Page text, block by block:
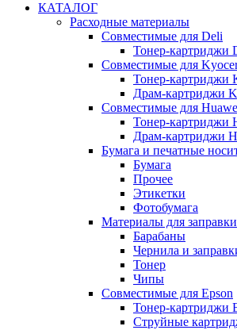
КАТАЛОГ
Расходные материалы
Совместимые для Deli
Тонер-картриджи
Совместимые для
Тонер-картриджи
Драм-картриджи
Совместимые для
Тонер-картриджи
Драм-картриджи
Бумага и печатные
Бумага
Прочее
Этикетки
Фотобумага
Материалы для заправки
Барабаны
Чернила и
Тонер
Чипы
Совместимые для Epson
Тонер-картриджи
Струйные